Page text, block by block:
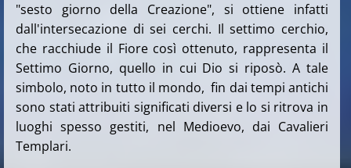
"sesto giorno della Creazione", si ottiene infatti
dall'intersecazione di sei cerchi. Il settimo cerchio,
che racchiude il Fiore così ottenuto, rappresenta il
Settimo Giorno, quello in cui Dio si riposò. A tale
simbolo, noto in tutto il mondo, fin dai tempi antichi
sono stati attribuiti significati diversi e lo si ritrova in
luoghi spesso gestiti, nel Medioevo, dai Cavalieri
Templari.